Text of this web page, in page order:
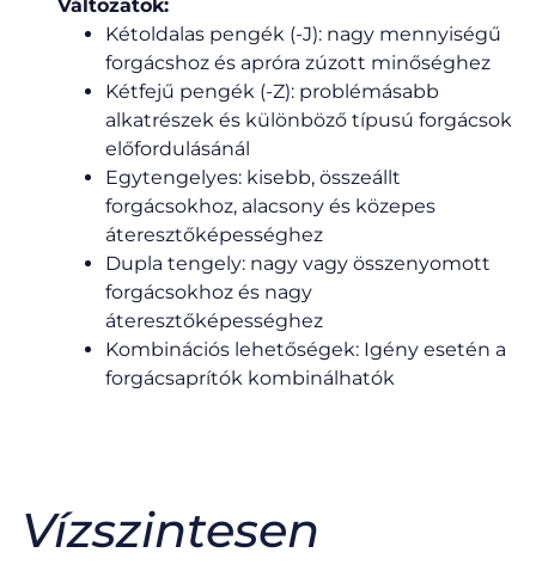
Változatok:
Kétoldalas pengék (-J): nagy mennyiségű
forgácshoz és apróra zúzott minőséghez
Kétfejű pengék (-Z): problémásabb
alkatrészek és különböző típusú forgácsok
előfordulásánál
Egytengelyes: kisebb, összeállt
forgácsokhoz, alacsony és közepes
áteresztőképességhez
Dupla tengely: nagy vagy összenyomott
forgácsokhoz és nagy
áteresztőképességhez
Kombinációs lehetőségek: Igény esetén a
forgácsaprítók kombinálhatók
Vízszintesen